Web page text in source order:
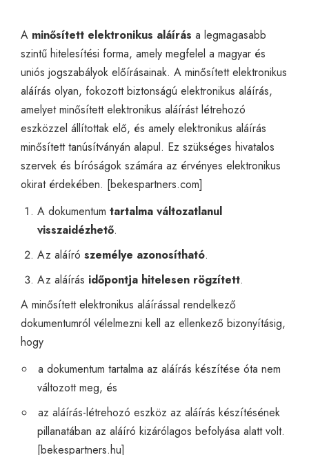
A minősített elektronikus aláírás a legmagasabb
szintű hitelesítési forma, amely megfelel a magyar és
uniós jogszabályok előírásainak. A minősített elektronikus
aláírás olyan, fokozott biztonságú elektronikus aláírás,
amelyet minősített elektronikus aláírást létrehozó
eszközzel állítottak elő, és amely elektronikus aláírás
minősített tanúsítványán alapul. Ez szükséges hivatalos
szervek és bíróságok számára az érvényes elektronikus
okirat érdekében. [bekespartners.com]
A dokumentum tartalma változatlanul
visszaidézhető.
Az aláíró személye azonosítható.
Az aláírás időpontja hitelesen rögzített.
A minősített elektronikus aláírással rendelkező
dokumentumról vélelmezni kell az ellenkező bizonyításig,
hogy
a dokumentum tartalma az aláírás készítése óta nem
változott meg, és
az aláírás-létrehozó eszköz az aláírás készítésének
pillanatában az aláíró kizárólagos befolyása alatt volt.
[bekespartners.hu]